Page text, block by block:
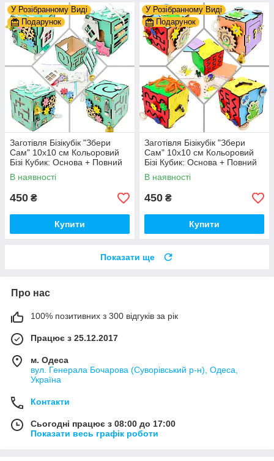
У Розібранному Виді
Подарунок
Заготівля Бізікубік "Збери
Сам" 10х10 см Кольоровий
Бізі Кубик: Основа + Повний
Комплект (в Розібраному
Виді) Кубік Бізи, Бірюза
В наявності
450 ₴
Купити
У Розібранному Виді
Подарунок
Заготівля Бізікубік "Збери
Сам" 10х10 см Кольоровий
Бізі Кубик: Основа + Повний
Комплект (в Розібраному
Виді) Кубік Бізи, Різнокол
В наявності
450 ₴
Купити
Показати ще
Про нас
100% позитивних з 300 відгуків за рік
Працює з 25.12.2017
м. Одеса
вул. Генерала Бочарова (Суворівський р-н), Одеса,
Україна
Контакти
Сьогодні працює з 08:00 до 17:00
Показати весь графік роботи